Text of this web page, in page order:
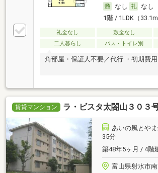
なし
なし
1階 / 1LDK（33.1m
礼金なし 敷金なし
二人暮らし
バス・トイレ別
角部屋・保証人不要／代行 ・初期費
賃貸マンション ラ・ビスタ太閤山３０３
あいの風とや
35分
築48年5ヶ月 / 4階
富山県射水市南